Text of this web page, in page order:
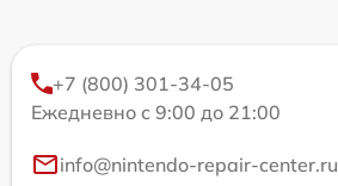
+7 (800) 301-34-05
Ежедневно с 9:00 до 21:00
info@nintendo-repair-center.ru